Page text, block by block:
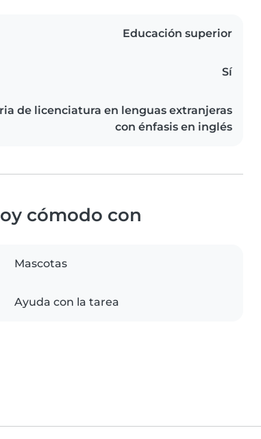
Educación superior
Sí
de licenciatura en lenguas extranjeras
con énfasis en inglés
cómodo con
Mascotas
Ayuda con la tarea